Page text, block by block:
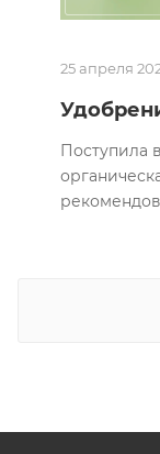
25 апреля
Поступила